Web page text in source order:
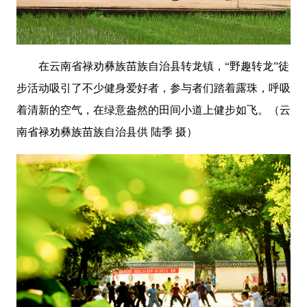
在云南省禄劝彝族苗族自治县转龙镇，“野趣转龙”徒
步活动吸引了不少健身爱好者，参与者们踏着露珠，呼吸
着清新的空气，在绿意盎然的田间小道上健步如飞。（云
南省禄劝彝族苗族自治县供 陆季 摄）